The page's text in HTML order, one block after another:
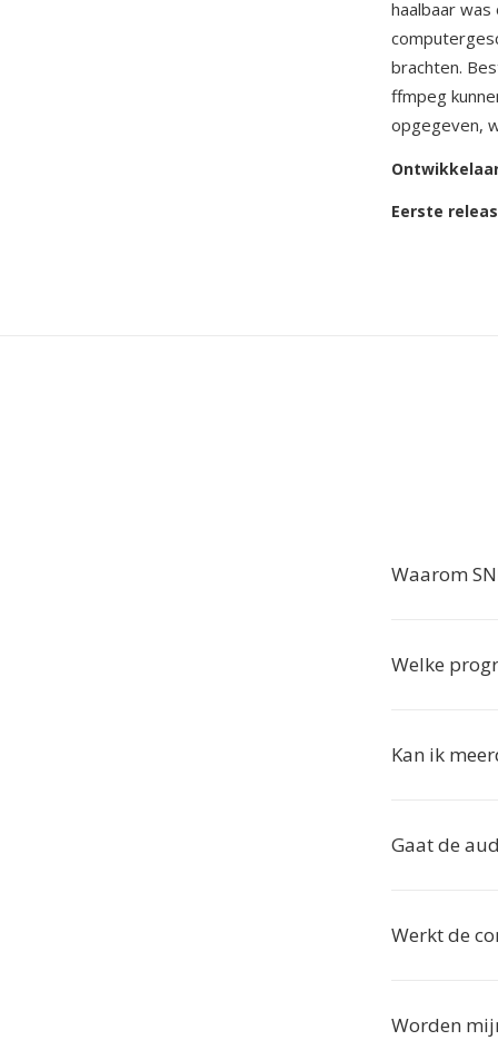
haalbaar
brachten.
ffmpeg
opgegeven,
Eerste
Waarom
Welke
Kan ik
Gaat de
Werkt de
Worden